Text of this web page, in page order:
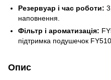
Резервуар і час роботи:
наповнення.
Фільтр і ароматизація:
підтримка подушечок
Опис